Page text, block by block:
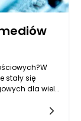
stały się
dla wielu